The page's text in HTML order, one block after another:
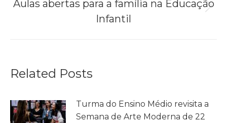
post:
Aulas abertas para a família na Educação
Infantil
Related Posts
Turma do Ensino Médio revisita a
Semana de Arte Moderna de 22